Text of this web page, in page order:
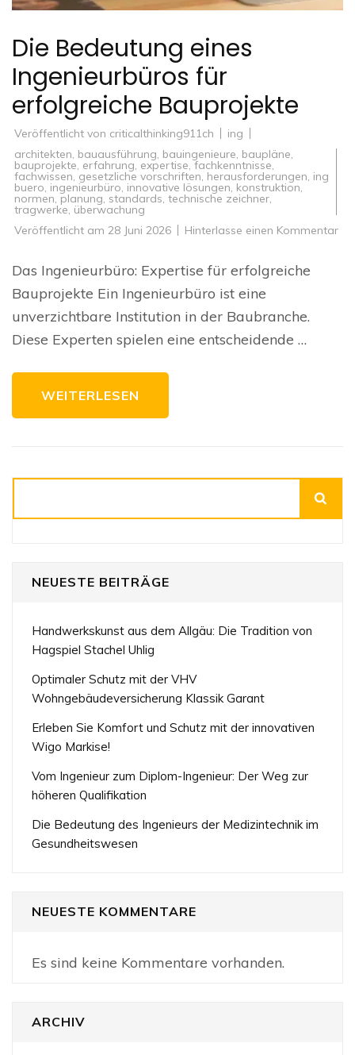
Die Bedeutung eines
Ingenieurbüros für
erfolgreiche Bauprojekte
Veröffentlicht von criticalthinking911ch
ing
architekten, bauausführung, bauingenieure, baupläne,
bauprojekte, erfahrung, expertise,fachkenntnisse,
fachwissen, gesetzliche vorschriften, herausforderungen, ing
buero, ingenieurbüro, innovative lösungen, konstruktion,
normen, planung, standards, technische zeichner,
tragwerke, überwachung
Veröffentlicht am 28 Juni 2026 Hinterlasse einen Kommentarzu
Das Ingenieurbüro: Expertise für erfolgreiche
Bauprojekte Ein Ingenieurbüro ist eine
unverzichtbare Institution in der Baubranche.
Diese Experten spielen eine entscheidende …
WEITERLESEN
NEUESTE BEITRÄGE
Handwerkskunst aus dem Allgäu: Die Tradition von
Hagspiel Stachel Uhlig
Optimaler Schutz mit der VHV
Wohngebäudeversicherung Klassik Garant
Erleben Sie Komfort und Schutz mit der innovativen
Wigo Markise!
Vom Ingenieur zum Diplom-Ingenieur: Der Weg zur
höheren Qualifikation
Die Bedeutung des Ingenieurs der Medizintechnik im
Gesundheitswesen
NEUESTE KOMMENTARE
Es sind keine Kommentare vorhanden.
ARCHIV